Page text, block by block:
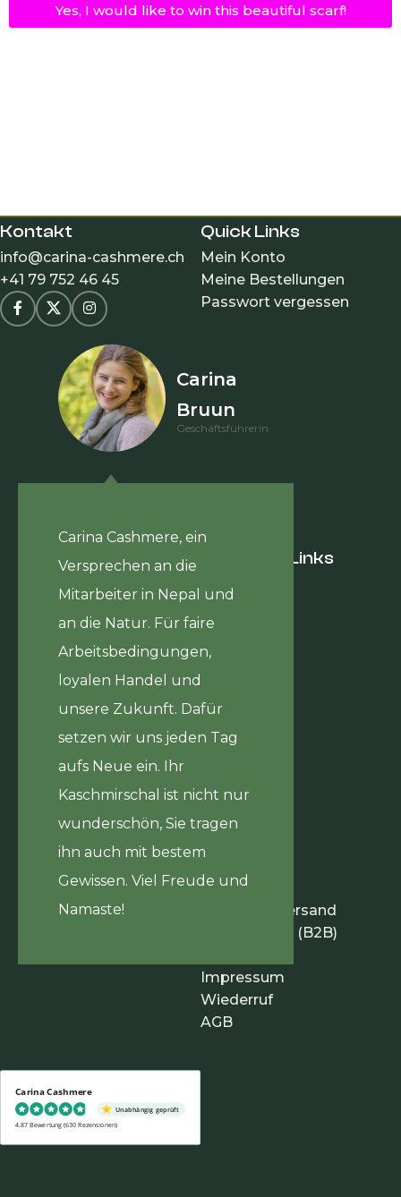
Yes, I would like to win this beautiful scarf!
Kontakt
info@carina-cashmere.ch
+41 79 752 46 45
Carina Cashmere, ein
Versprechen an die
Mitarbeiter in Nepal und
an die Natur. Für faire
Arbeitsbedingungen,
loyalen Handel und
unsere Zukunft. Dafür
setzen wir uns jeden Tag
aufs Neue ein. Ihr
Kaschmirschal ist nicht nur
wunderschön, Sie tragen
ihn auch mit bestem
Gewissen. Viel Freude und
Namaste!
Carina
Bruun
Geschäftsführerin
Carina Cashmere
Unabhängig geprüft
4.87 Bewertung (630 Rezensionen)
Quick Links
Mein Konto
Meine Bestellungen
Passwort vergessen
Hilfreiche Links
Journal
Über uns
Kontakt
Infos
Zahlung & Versand
Händlerinfos (B2B)
Impressum
Wiederruf
AGB